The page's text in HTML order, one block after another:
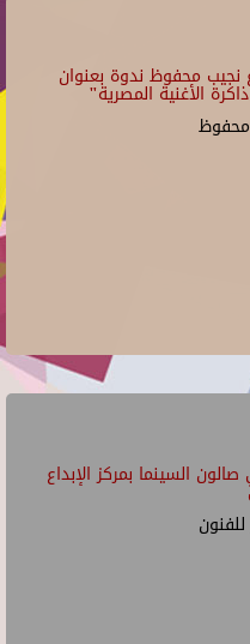
نجيب محفوظ ندوة بعنوان
الأغنية المصرية"
السينما بمركز الإبداع